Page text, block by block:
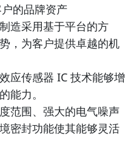
的品牌资产
造采用基于平台的方
，为客户提供卓越的机
应传感器 IC 技术能够增
能力。
范围、强大的电气噪声
密封功能使其能够灵活